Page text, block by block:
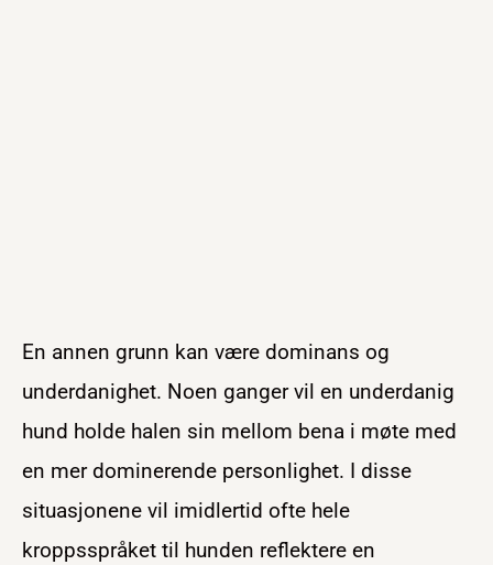
En annen grunn kan være dominans og
underdanighet. Noen ganger vil en underdanig
hund holde halen sin mellom bena i møte med
en mer dominerende personlighet. I disse
situasjonene vil imidlertid ofte hele
kroppsspråket til hunden reflektere en